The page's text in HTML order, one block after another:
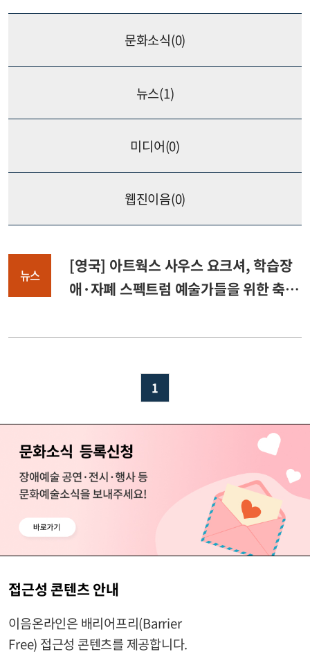
문화소식(0)
뉴스(1)
미디어(0)
웹진이음(0)
뉴스
[영국] 아트웍스 사우스 요크셔, 학습장
애·자폐 스펙트럼 예술가들을 위한 축제
최
1
접근성 콘텐츠 안내
이음온라인은 배리어프리(Barrier
Free) 접근성 콘텐츠를 제공합니다.